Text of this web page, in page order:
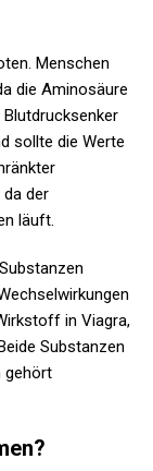
Menschen
die Aminosäure
sollte die Werte
der
läuft.
in Viagra,
Substanzen
gehört